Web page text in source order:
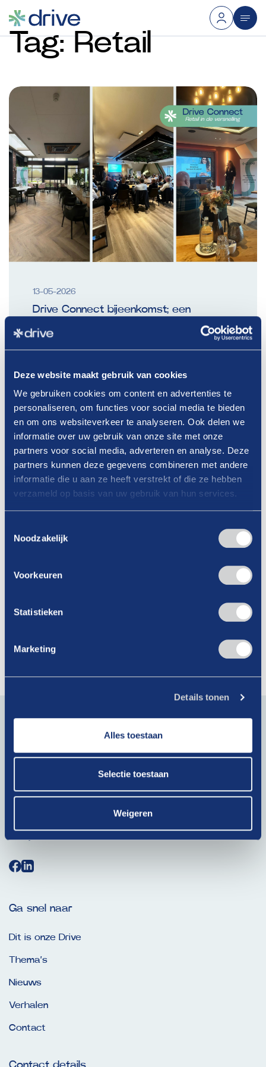
Deze website maakt gebruik van cookies
We gebruiken cookies om content en advertenties te
personaliseren, om functies voor social media te bieden
en om ons websiteverkeer te analyseren. Ook delen we
informatie over uw gebruik van onze site met onze
partners voor social media, adverteren en analyse. Deze
partners kunnen deze gegevens combineren met andere
informatie die u aan ze heeft verstrekt of die ze hebben
verzameld op basis van uw gebruik van hun services.
Noodzakelijk
Voorkeuren
Statistieken
Marketing
Details tonen
Alles toestaan
Selectie toestaan
Weigeren
Tag: Retail
13-05-2026
Drive Connect bijeenkomst; een
inspirerende middag
Lees verder
Een inspirerende studiereis naar
Blijf op de hoogte van actueel branchenieuws. Schrijf je
mailadres
Krijg als lid toegang tot exclusieve artikelen!
Ga snel naar
Dit is onze Drive
Thema’s
Nieuws
Verhalen
Contact